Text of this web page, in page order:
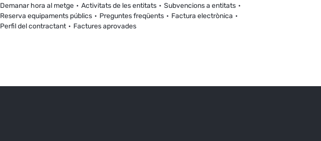
Demanar hora al metge
Activitats de les entitats
Subvencions a entitats
Reserva equipaments públics
Preguntes freqüents
Factura electrònica
Perfil del contractant
Factures aprovades